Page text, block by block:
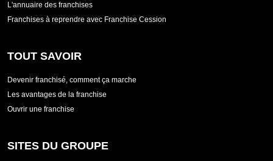
L'annuaire des franchises
Franchises à reprendre avec Franchise Cession
TOUT SAVOIR
Devenir franchisé, comment ça marche
Les avantages de la franchise
Ouvrir une franchise
SITES DU GROUPE